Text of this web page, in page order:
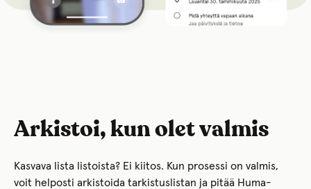
Arkistoi, kun olet valmis
Kasvava lista listoista? Ei kiitos. Kun prosessi on valmis,
voit helposti arkistoida tarkistuslistan ja pitää Huma-